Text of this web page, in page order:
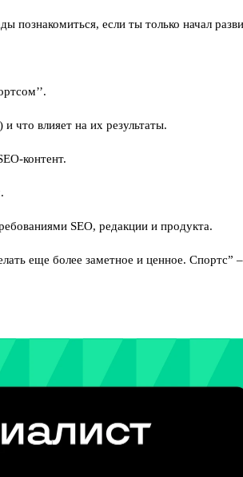
если ты только начал
что влияет на их результаты.
контент.
SEO, редакции и продукта.
еще более заметное и ценное.